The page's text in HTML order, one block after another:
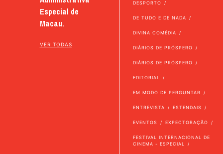
Especial de
Macau.
VER TODAS
DESPORTO
DE TUDO E DE NADA
DIVINA COMÉDIA
DIÁRIOS DE PRÓSPERO
DIÁRIOS DE PRÓSPERO
EDITORIAL
EM MODO DE PERGUNTAR
ENTREVISTA ESTENDAIS
EVENTOS EXPECTORAÇÃO
FESTIVAL INTERNACIONAL DE
CINEMA - ESPECIAL